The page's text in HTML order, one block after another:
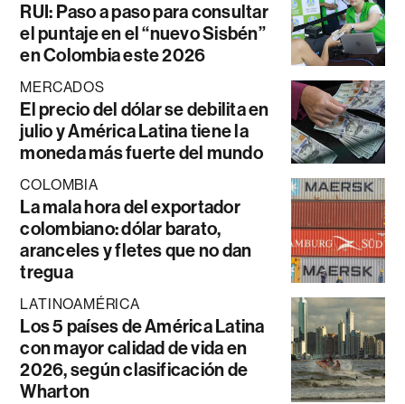
RUI: Paso a paso para consultar
el puntaje en el “nuevo Sisbén”
en Colombia este 2026
MERCADOS
El precio del dólar se debilita en
julio y América Latina tiene la
moneda más fuerte del mundo
COLOMBIA
La mala hora del exportador
colombiano: dólar barato,
aranceles y fletes que no dan
tregua
LATINOAMÉRICA
Los 5 países de América Latina
con mayor calidad de vida en
2026, según clasificación de
Wharton